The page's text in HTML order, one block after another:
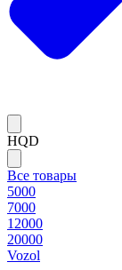
HQD
Все товары
5000
7000
12000
20000
Vozol